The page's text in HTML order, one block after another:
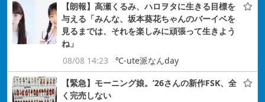
【朗報】高瀬くるみ、ハロヲタに生きる目標を
与える「みんな、坂本葵花ちゃんのバーイベを
見るまでは、それを楽しみに頑張って生きよう
ね」
08/08 14:23
℃-ute派なんday
【緊急】モーニング娘。’26さんの新作FSK、全
く完売しない